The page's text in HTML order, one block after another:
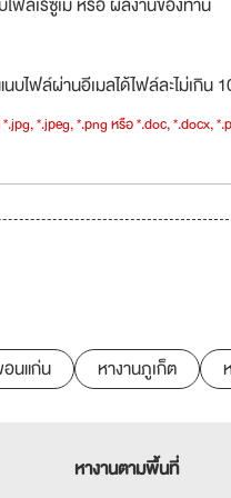
บไฟล์ผ่านอีเมลได้ไฟล์ละไม่เกิน
*.jpg, *.jpeg, *.png หรือ *.doc, *.docx,
อนแก่น หางานภูเก็ต
หางานตามพื้นที่